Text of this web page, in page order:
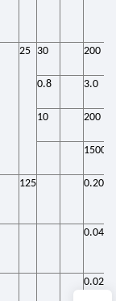
25 30 200
0.8 3.0
10 200
1500
125 0.20
0.048
0.020